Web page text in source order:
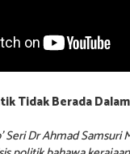
Tidak Berada Dalam
Seri Dr Ahmad Samsuri